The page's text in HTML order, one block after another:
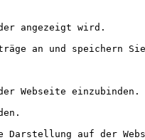
angezeigt wird.
an und speichern
Webseite einzubinden.
auf der